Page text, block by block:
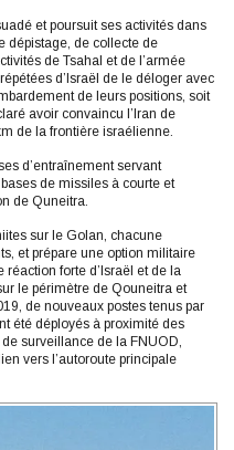
et poursuit ses activités dans
dépistage, de collecte de
de Tsahal et de l’armée
d’Israël de le déloger avec
de leurs positions, soit
avoir convaincu l’Iran de
de la frontière israélienne.
d’entraînement servant
de missiles à courte et
de Quneitra.
sur le Golan, chacune
et prépare une option militaire
réaction forte d’Israël et de la
le périmètre de Qouneitra et
de nouveaux postes tenus par
été déployés à proximité des
surveillance de la FNUOD,
vers l’autoroute principale